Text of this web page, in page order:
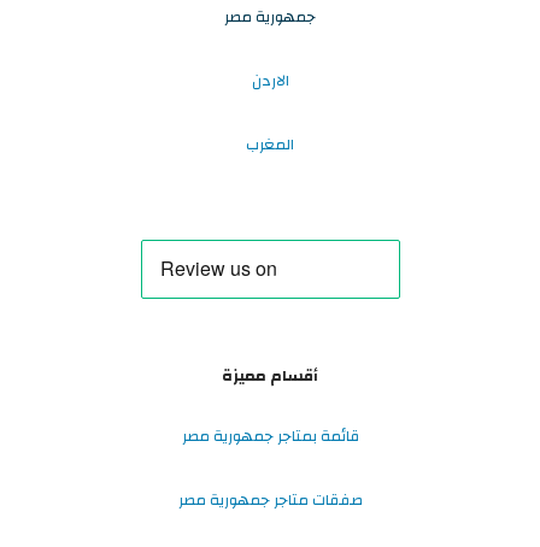
جمهورية مصر
الاردن
المغرب
أقسام مميزة
قائمة بمتاجر جمهورية مصر
صفقات متاجر جمهورية مصر